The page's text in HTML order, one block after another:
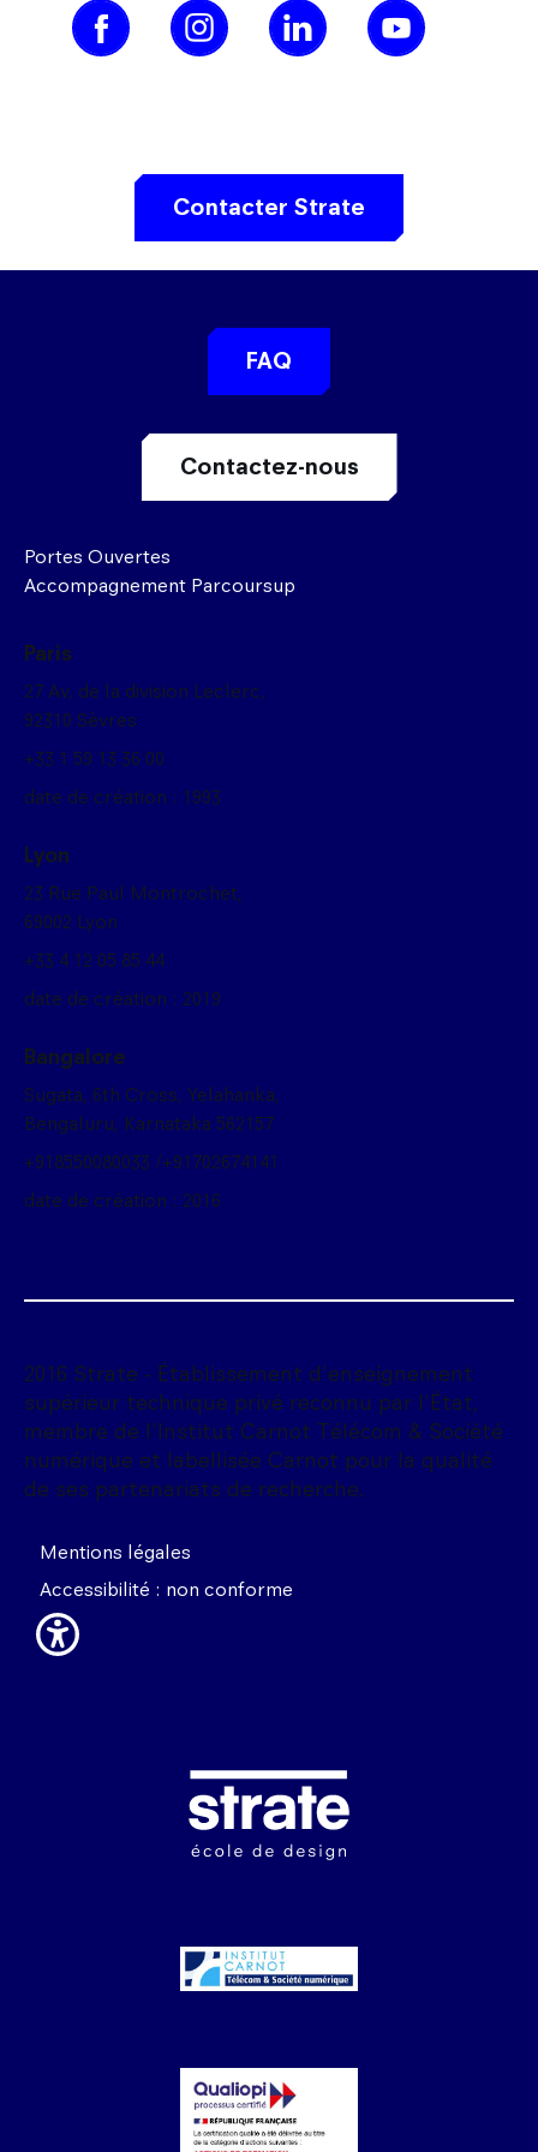
Image
2016 Strate - Établissement d'enseignement
supérieur technique privé reconnu par l'État,
membre de l'Institut Carnot Télécom & Société
numérique et labellisée Carnot pour la qualité
de ses partenariats de recherche.
Mentions légales
Accessibilité : non conforme
Contacter Strate
Portes Ouvertes
Accompagnement Parcoursup
FAQ
Contactez-nous
Paris
27 Av, de la division Leclerc,
92310 Sèvres
+33 1 59 13 36 00
date de création : 1993
Lyon
23 Rue Paul Montrochet,
69002 Lyon
+33 4 12 05 85 44
date de création : 2019
Bangalore
Sugata, 6th Cross, Yelahanka,
Bengaluru, Karnataka 562157
+918550080033 /+91702674141
date de création : 2016